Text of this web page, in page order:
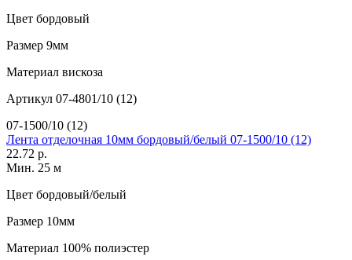
Цвет бордовый
Размер 9мм
Материал вискоза
Артикул 07-4801/10 (12)
07-1500/10 (12)
Лента отделочная 10мм бордовый/белый 07-1500/10 (12)
22.72 р.
Мин. 25 м
Цвет бордовый/белый
Размер 10мм
Материал 100% полиэстер